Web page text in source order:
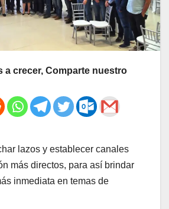
a crecer, Comparte nuestro
lazos y establecer canales
más directos, para así brindar
inmediata en temas de